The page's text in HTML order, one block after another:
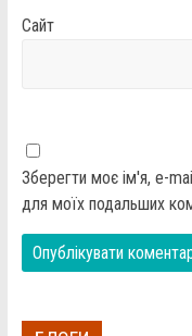
Сайт
Зберегти моє ім'я, e-
для моїх подальших